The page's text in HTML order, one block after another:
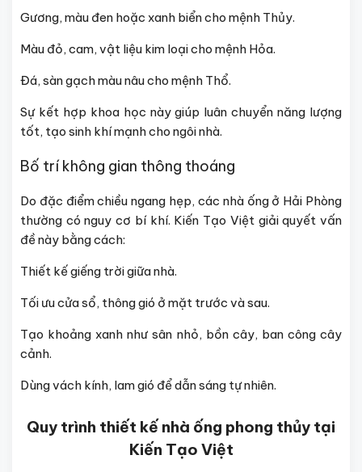
Gương, màu đen hoặc xanh biển cho mệnh Thủy.
Màu đỏ, cam, vật liệu kim loại cho mệnh Hỏa.
Đá, sàn gạch màu nâu cho mệnh Thổ.
Sự kết hợp khoa học này giúp luân chuyển năng lượng
tốt, tạo sinh khí mạnh cho ngôi nhà.
Bố trí không gian thông thoáng
Do đặc điểm chiều ngang hẹp, các nhà ống ở Hải Phòng
thường có nguy cơ bí khí. Kiến Tạo Việt giải quyết vấn
đề này bằng cách:
Thiết kế giếng trời giữa nhà.
Tối ưu cửa sổ, thông gió ở mặt trước và sau.
Tạo khoảng xanh như sân nhỏ, bồn cây, ban công cây
cảnh.
Dùng vách kính, lam gió để dẫn sáng tự nhiên.
Quy trình thiết kế nhà ống phong thủy tại
Kiến Tạo Việt